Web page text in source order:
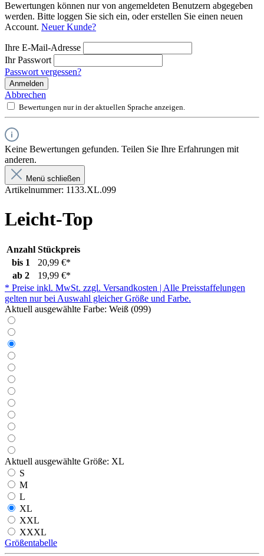
Bewertungen können nur von angemeldeten Benutzern abgegeben
werden. Bitte loggen Sie sich ein, oder erstellen Sie einen neuen
Account. Neuer Kunde?
Ihre E-Mail-Adresse
Ihr Passwort
Passwort vergessen?
Anmelden
Abbrechen
Bewertungen nur in der aktuellen Sprache anzeigen.
Keine Bewertungen gefunden. Teilen Sie Ihre Erfahrungen mit
anderen.
Menü schließen
Artikelnummer: 1133.XL.099
Leicht-Top
Anzahl Stückpreis
bis 1
20,99 €*
ab 2
19,99 €*
* Preise inkl. MwSt. zzgl. Versandkosten | Alle Preisstaffelungen
gelten nur bei Auswahl gleicher Größe und Farbe.
Aktuell ausgewählte Farbe: Weiß (099)
Aktuell ausgewählte Größe: XL
S
M
L
XL
XXL
XXXL
Größentabelle